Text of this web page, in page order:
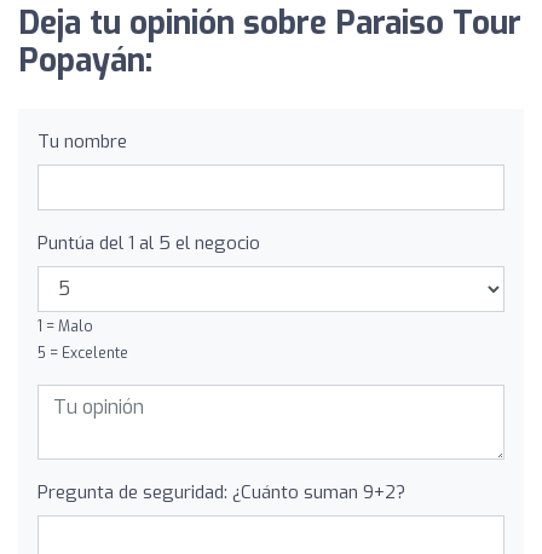
Deja tu opinión sobre Paraiso Tour
Popayán:
Tu nombre
Puntúa del 1 al 5 el negocio
1 = Malo
5 = Excelente
Pregunta de seguridad: ¿Cuánto suman 9+2?